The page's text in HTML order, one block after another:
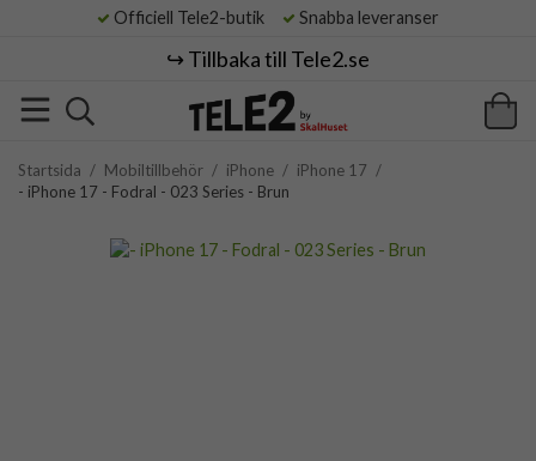
Officiell Tele2-butik Snabba leveranser
↪️ Tillbaka till Tele2.se
Startsida / Mobiltillbehör / iPhone / iPhone 17 /
- iPhone 17 - Fodral - 023 Series - Brun